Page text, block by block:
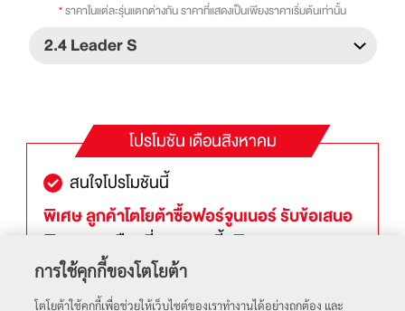
*ราคาในแต่ละรุ่นแตกต่างกัน ราคาที่แสดงเป็นเพียงราคาเริ่มต้นเท่านั้น
โปรโมชัน เดือนสิงหาคม
สนใจโปรโมชันนี้
พิเศษ ลูกค้าโตโยต้าซื้อฟอร์จูนเนอร์ รับข้อเสนอ
พิเศษ
พร้อมประกันภัยชั้นหนึ่ง TOYOTA Care PHYD
ทางเลือกที่ 2 : ผ่อนเริ่มต้น 9,595 บาทต่อเดือน*
การใช้คุกกี้ของโตโยต้า
โตโยต้าใช้คุกกี้เพื่อช่วยให้เว็บไซต์ของเราทำงานได้อย่างถูกต้อง และ